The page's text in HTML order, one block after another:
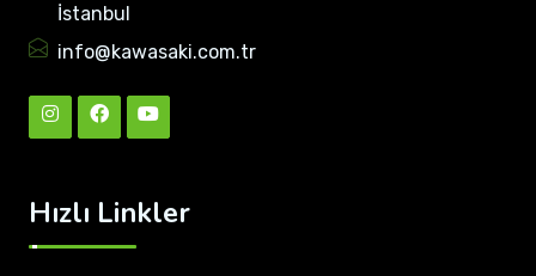
İstanbul
info@kawasaki.com.tr
Hızlı Linkler